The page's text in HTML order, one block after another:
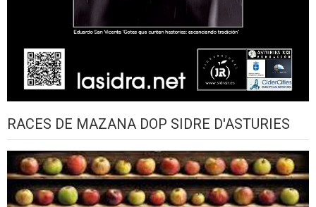
RACES DE MAZANA DOP SIDRE D'ASTURIES